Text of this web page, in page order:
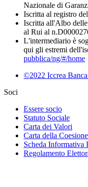
Nazionale di
Iscritta al registro
Iscritta all'Albo
al Rui al
L'intermediario è
qui gli estremi
pubblica/ng/#/home
©2022 Iccrea
Soci
Essere socio
Statuto Sociale
Carta dei Valori
Carta della Coesione
Scheda Informativa
Regolamento